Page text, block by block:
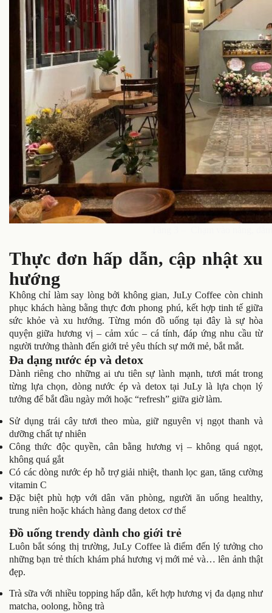
Thực đơn hấp dẫn, cập nhật xu
hướng
Không chỉ làm say lòng bởi không gian, JuLy Coffee còn chinh
phục khách hàng bằng thực đơn phong phú, kết hợp tinh tế giữa
sức khỏe và xu hướng. Từng món đồ uống tại đây là sự hòa
quyện giữa hương vị – cảm xúc – cá tính, đáp ứng nhu cầu từ
người trưởng thành đến giới trẻ yêu thích sự mới mẻ, bắt mắt.
Đa dạng nước ép và detox
Dành riêng cho những ai ưu tiên sự lành mạnh, tươi mát trong
từng lựa chọn, dòng nước ép và detox tại JuLy là lựa chọn lý
tưởng để bắt đầu ngày mới hoặc “refresh” giữa giờ làm.
Sử dụng trái cây tươi theo mùa, giữ nguyên vị ngọt thanh và
dưỡng chất tự nhiên
Công thức độc quyền, cân bằng hương vị – không quá ngọt,
không quá gắt
Có các dòng nước ép hỗ trợ giải nhiệt, thanh lọc gan, tăng cường
vitamin C
Đặc biệt phù hợp với dân văn phòng, người ăn uống healthy,
trung niên hoặc khách hàng đang detox cơ thể
Đồ uống trendy dành cho giới trẻ
Luôn bắt sóng thị trường, JuLy Coffee là điểm đến lý tưởng cho
những bạn trẻ thích khám phá hương vị mới mẻ và… lên ảnh thật
đẹp.
Trà sữa với nhiều topping hấp dẫn, kết hợp hương vị đa dạng như
matcha, oolong, hồng trà